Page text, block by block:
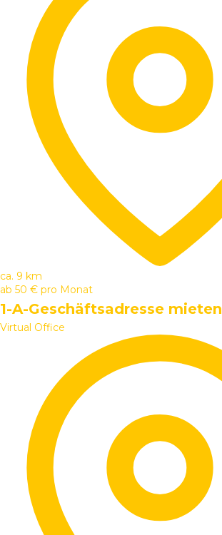
ca. 9 km
ab 50 € pro Monat
1-A-Geschäftsadresse mieten
Virtual Office